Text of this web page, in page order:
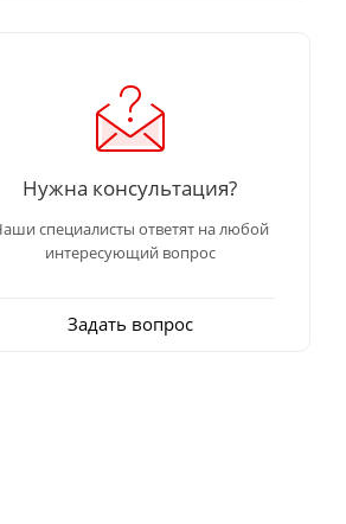
Нужна консультация?
специалисты ответят на любой
интересующий вопрос
Задать вопрос